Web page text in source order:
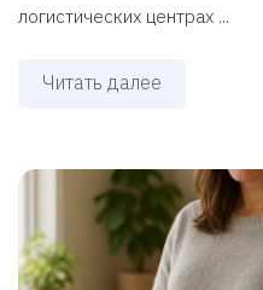
логистических центрах ...
Читать далее